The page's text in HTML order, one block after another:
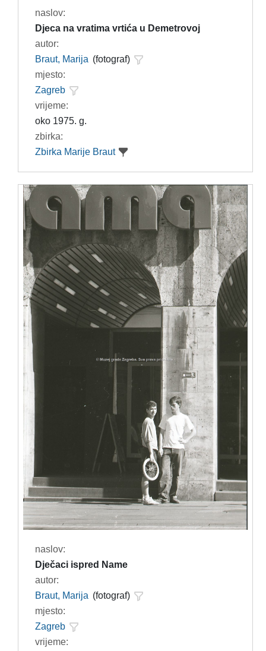
naslov:
Djeca na vratima vrtića u Demetrovoj
autor:
Braut, Marija (fotograf)
mjesto:
Zagreb
vrijeme:
oko 1975. g.
zbirka:
Zbirka Marije Braut
naslov:
Dječaci ispred Name
autor:
Braut, Marija (fotograf)
mjesto:
Zagreb
vrijeme: